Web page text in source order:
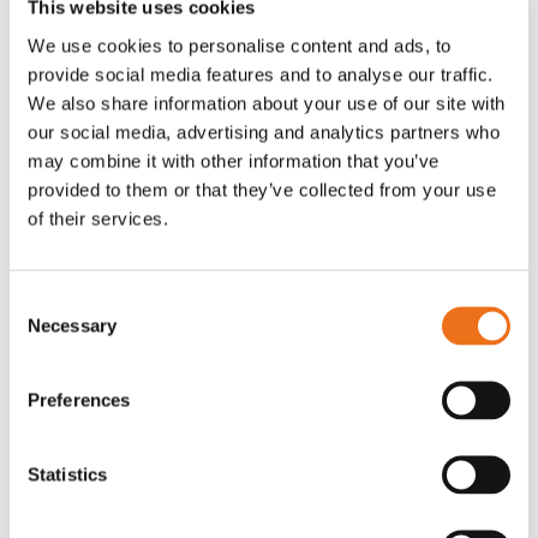
This website uses cookies
We use cookies to personalise content and ads, to
provide social media features and to analyse our traffic.
We also share information about your use of our site with
our social media, advertising and analytics partners who
may combine it with other information that you’ve
provided to them or that they’ve collected from your use
of their services.
Selection
Necessary
Preferences
Statistics
Relaterade